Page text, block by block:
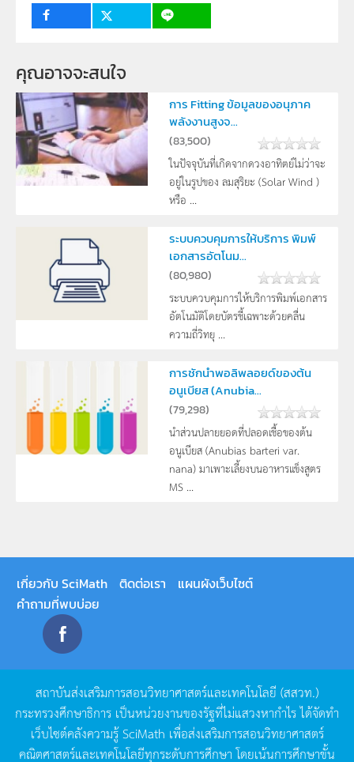
คุณอาจจะสนใจ
การ Fitting ข้อมูลของอนุภาค
พลังงานสูงจ...
(83,500)
ในปัจจุบันที่เกิดจากดวงอาทิตย์ไม่ว่าจะ
อยู่ในรูปของ ลมสุริยะ (Solar Wind )
หรือ ...
ระบบควบคุมการให้บริการ พิมพ์
เอกสารอัตโนม...
(80,980)
ระบบควบคุมการให้บริการพิมพ์เอกสาร
อัตโนมัติโดยบัตรชี้เฉพาะด้วยคลื่น
ความถี่วิทยุ ...
การชักนำพอลิพลอยด์ของต้น
อนูเบียส (Anubia...
(79,298)
นำส่วนปลายยอดที่ปลอดเชื้อของต้น
อนูเบียส (Anubias barteri var.
nana) มาเพาะเลี้ยงบนอาหารแข็งสูตร
MS ...
เกี่ยวกับ SciMath ติดต่อเรา
แผนผังเว็บไซต์
คำถามที่พบบ่อย
สถาบันส่งเสริมการสอนวิทยาศาสตร์และเทคโนโลยี (สสวท.)
กระทรวงศึกษาธิการ เป็นหน่วยงานของรัฐที่ไม่แสวงหากำไรได้จัดทำ
เว็บไซต์คลังความรู้SciMath เพื่อส่งเสริมการสอนวิทยาศาสตร์
คณิตศาสตร์และเทคโนโลยีทุกระดับการศึกษา โดยเน้นการศึกษาขั้น